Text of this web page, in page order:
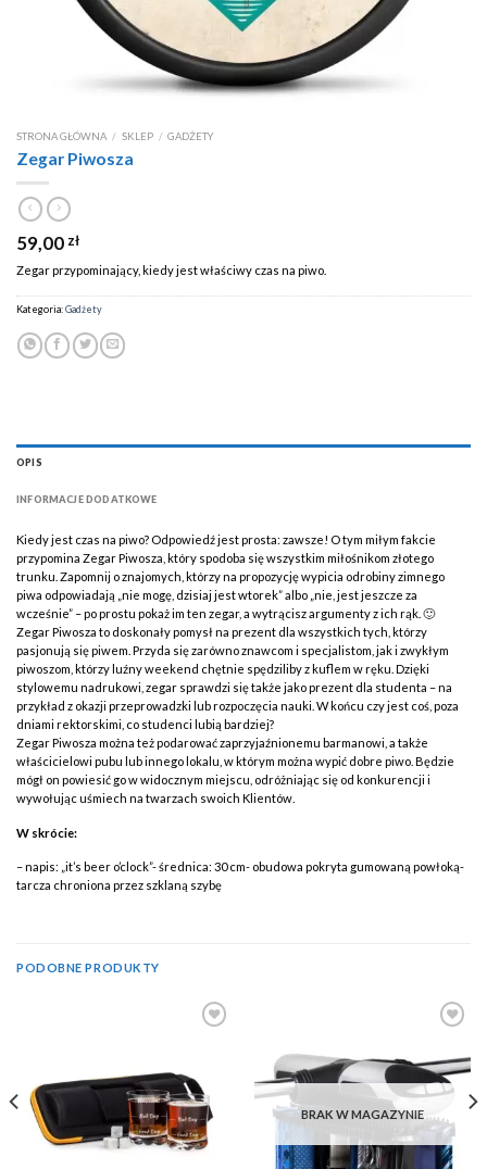
STRONA GŁÓWNA / SKLEP / GADŻETY
Zegar Piwosza
59,00 zł
Zegar przypominający, kiedy jest właściwy czas na piwo.
Kategoria:Gadżety
OPIS
INFORMACJE DODATKOWE
Kiedy jest czas na piwo? Odpowiedź jest prosta: zawsze! O tym miłym fakcie
przypomina Zegar Piwosza, który spodoba się wszystkim miłośnikom złotego
trunku. Zapomnij o znajomych, którzy na propozycję wypicia odrobiny zimnego
piwa odpowiadają „nie mogę, dzisiaj jest wtorek” albo „nie, jest jeszcze za
wcześnie” – po prostu pokaż im ten zegar, a wytrącisz argumenty z ich rąk. 🙂
Zegar Piwosza to doskonały pomysł na prezent dla wszystkich tych, którzy
pasjonują się piwem. Przyda się zarówno znawcom i specjalistom, jak i zwykłym
piwoszom, którzy luźny weekend chętnie spędziliby z kuflem w ręku. Dzięki
stylowemu nadrukowi, zegar sprawdzi się także jako prezent dla studenta – na
przykład z okazji przeprowadzki lub rozpoczęcia nauki. W końcu czy jest coś, poza
dniami rektorskimi, co studenci lubią bardziej?
Zegar Piwosza można też podarować zaprzyjaźnionemu barmanowi, a także
właścicielowi pubu lub innego lokalu, w którym można wypić dobre piwo. Będzie
mógł on powiesić go w widocznym miejscu, odróżniając się od konkurencji i
wywołując uśmiech na twarzach swoich Klientów.
W skrócie:
– napis: „it’s beer o’clock”- średnica: 30 cm- obudowa pokryta gumowaną powłoką-
tarcza chroniona przez szklaną szybę
PODOBNE PRODUKTY
BRAK W MAGAZYNIE